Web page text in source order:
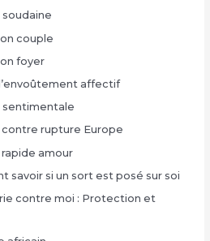
couple
foyer
affectif
sentimentale
rupture Europe
amour
savoir si un sort est posé sur soi
contre moi : Protection et